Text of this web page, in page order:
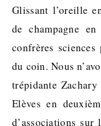
Glissant l’oreille
de champagne
confrères
du coin. Nous
trépidante Zachary
Elèves en
d’associations